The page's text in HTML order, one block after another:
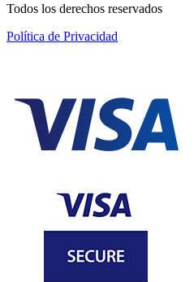
Todos los derechos reservados
Política de Privacidad